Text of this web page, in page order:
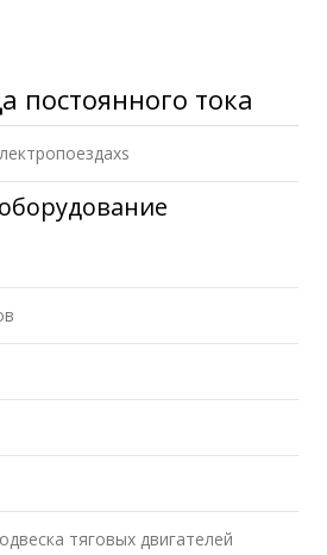
постоянного тока
тяговых двигателей